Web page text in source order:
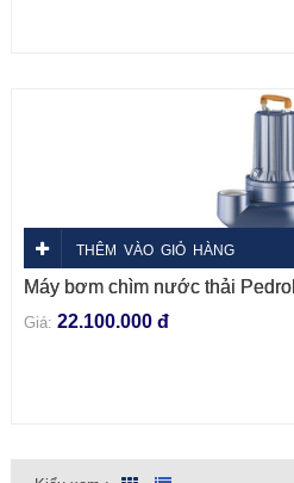
THÊM VÀO GIỎ HÀNG
Máy bơm chìm nước thải
Giá: 22.100.000 đ